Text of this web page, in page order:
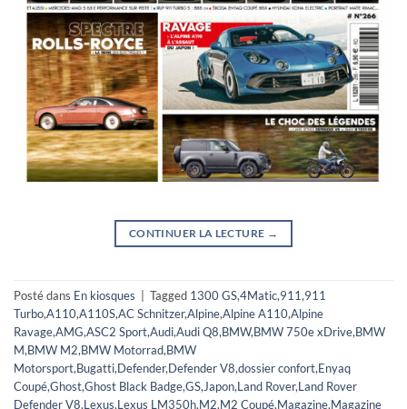
CONTINUER LA LECTURE →
Posté dans En kiosques Tagged 1300 GS,4Matic,911,911
Turbo,A110,A110S,AC Schnitzer,Alpine,Alpine A110,Alpine
Ravage,AMG,ASC2 Sport,Audi,Audi Q8,BMW,BMW 750e xDrive,BMW
M,BMW M2,BMW Motorrad,BMW
Motorsport,Bugatti,Defender,Defender V8,dossier confort,Enyaq
Coupé,Ghost,Ghost Black Badge,GS,Japon,Land Rover,Land Rover
Defender V8,Lexus,Lexus LM350h,M2,M2 Coupé,Magazine,Magazine